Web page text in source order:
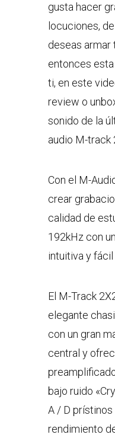
gusta hacer
locuciones,
deseas armar
entonces
ti, en este
review o
sonido de la
audio M-track
Con el M-
crear
calidad de
192kHz con
intuitiva y fácil
El M-Track
elegante
con un gran
central y
bajo ruido
A / D prístinos
rendimiento